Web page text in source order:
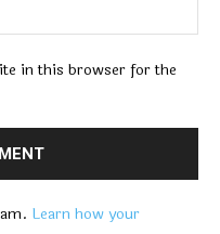
in this browser for the
Learn how your